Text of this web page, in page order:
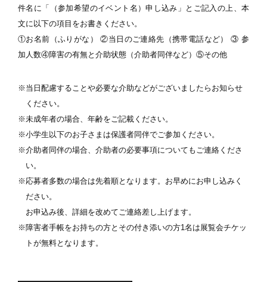
件名に「（参加希望のイベント名）申し込み」とご記入の上、本
文に以下の項目をお書きください。
①お名前（ふりがな） ②当日のご連絡先（携帯電話など） ③ 参
加人数④障害の有無と介助状態（介助者同伴など）⑤その他
※当日配慮することや必要な介助などがございましたらお知らせ
ください。
※未成年者の場合、年齢をご記載ください。
※小学生以下のお子さまは保護者同伴でご参加ください。
※介助者同伴の場合、介助者の必要事項についてもご連絡くださ
い。
※応募者多数の場合は先着順となります。お早めにお申し込みく
ださい。
お申込み後、詳細を改めてご連絡差し上げます。
※障害者手帳をお持ちの方とその付き添いの方1名は展覧会チケッ
トが無料となります。